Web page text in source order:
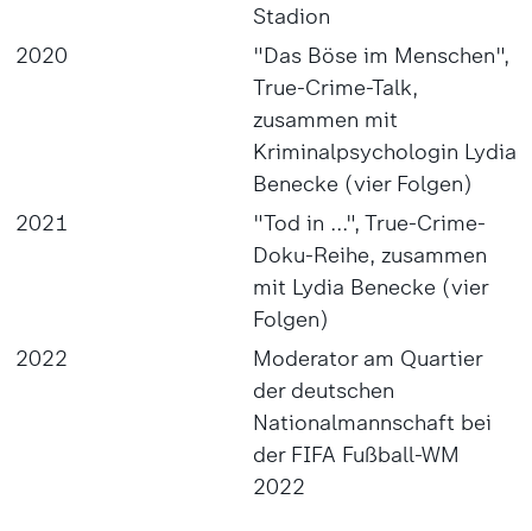
Stadion
2020
"Das Böse im Menschen",
True-Crime-Talk,
zusammen mit
Kriminalpsychologin Lydia
Benecke (vier Folgen)
2021
"Tod in ...", True-Crime-
Doku-Reihe, zusammen
mit Lydia Benecke (vier
Folgen)
2022
Moderator am Quartier
der deutschen
Nationalmannschaft bei
der FIFA Fußball-WM
2022